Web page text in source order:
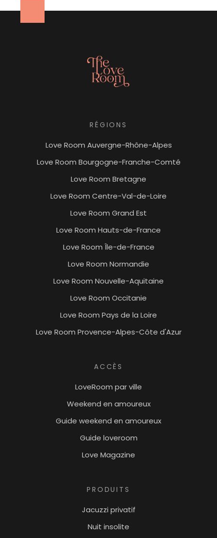
RÉGIONS
Love Room Auvergne-Rhône-Alpes
Love Room Bourgogne-Franche-Comté
Love Room Bretagne
Love Room Centre-Val-de-Loire
Love Room Grand Est
Love Room Hauts-de-France
Love Room Île-de-France
Love Room Normandie
Love Room Nouvelle-Aquitaine
Love Room Occitanie
Love Room Pays de la Loire
Love Room Provence-Alpes-Côte d'Azur
ACCÈS
LoveRoom par ville
Weekend en amoureux
Guide weekend en amoureux
Guide loveroom
Love Magazine
PRODUITS
Jacuzzi privatif
Nuit insolite